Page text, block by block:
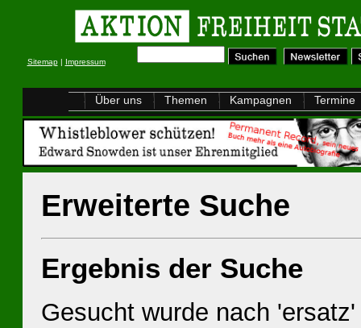
Sitemap| Impressum
Über uns Themen Kampagnen Termine
Erweiterte Suche
Ergebnis der Suche
Gesucht wurde nach 'ersatz'